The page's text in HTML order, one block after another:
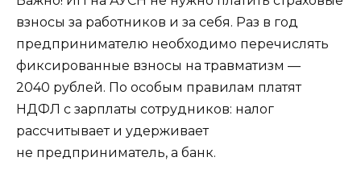
взносы за работников и за себя. Раз в год
предпринимателю необходимо перечислять
фиксированные взносы на травматизм —
2040 рублей. По особым правилам платят
НДФЛ с зарплаты сотрудников: налог
рассчитывает и удерживает
не предприниматель, а банк.